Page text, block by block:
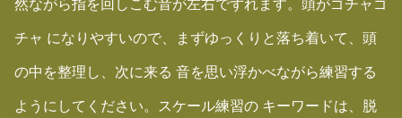
然ながら指を回しこむ音が左右でずれます。頭がゴチャゴ
チャ になりやすいので、まずゆっくりと落ち着いて、頭
の中を整理し、次に来る 音を思い浮かべながら練習する
ようにしてください。スケール練習の キーワードは、脱